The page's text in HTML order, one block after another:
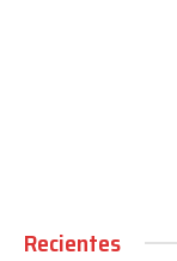
Recientes